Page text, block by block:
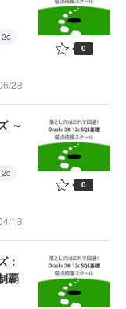
28
0
～
13
0
：
覇